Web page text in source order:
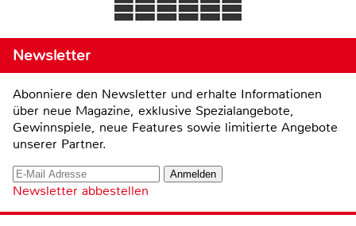
Newsletter
Abonniere den Newsletter und erhalte Informationen
über neue Magazine, exklusive Spezialangebote,
Gewinnspiele, neue Features sowie limitierte Angebote
unserer Partner.
Newsletter abbestellen